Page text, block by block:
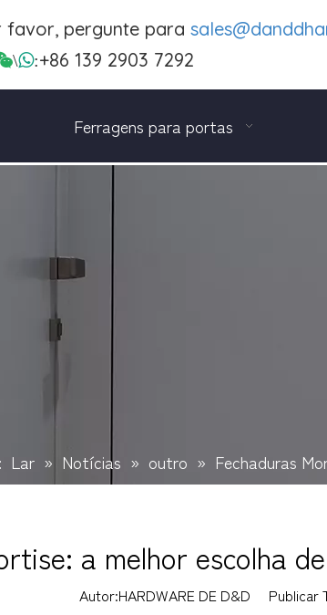
favor, pergunte para
\:+86 139 2903 7292
Ferragens para portas
Lar » Notícias » outro » Fechaduras
a melhor escolha
Autor:HARDWARE DE D&D